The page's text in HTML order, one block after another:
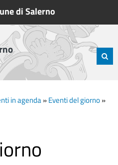
di Salerno
in agenda»Eventi del giorno»